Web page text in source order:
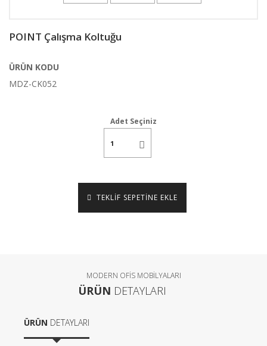
POINT Çalışma Koltuğu
ÜRÜN KODU
MDZ-CK052
Adet Seçiniz
TEKLİF SEPETİNE EKLE
MODERN OFİS MOBİLYALARI
ÜRÜN DETAYLARI
ÜRÜN DETAYLARI